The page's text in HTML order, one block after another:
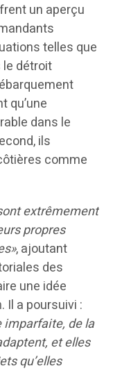
un aperçu
telles que
le détroit
qu’une
dans le
ils
comme
extrêmement
propres
, ajoutant
des
une idée
Il a poursuivi :
imparfaite, de la
et elles
qu’elles